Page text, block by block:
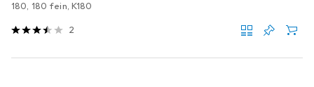
180, 180 fein, K180
2